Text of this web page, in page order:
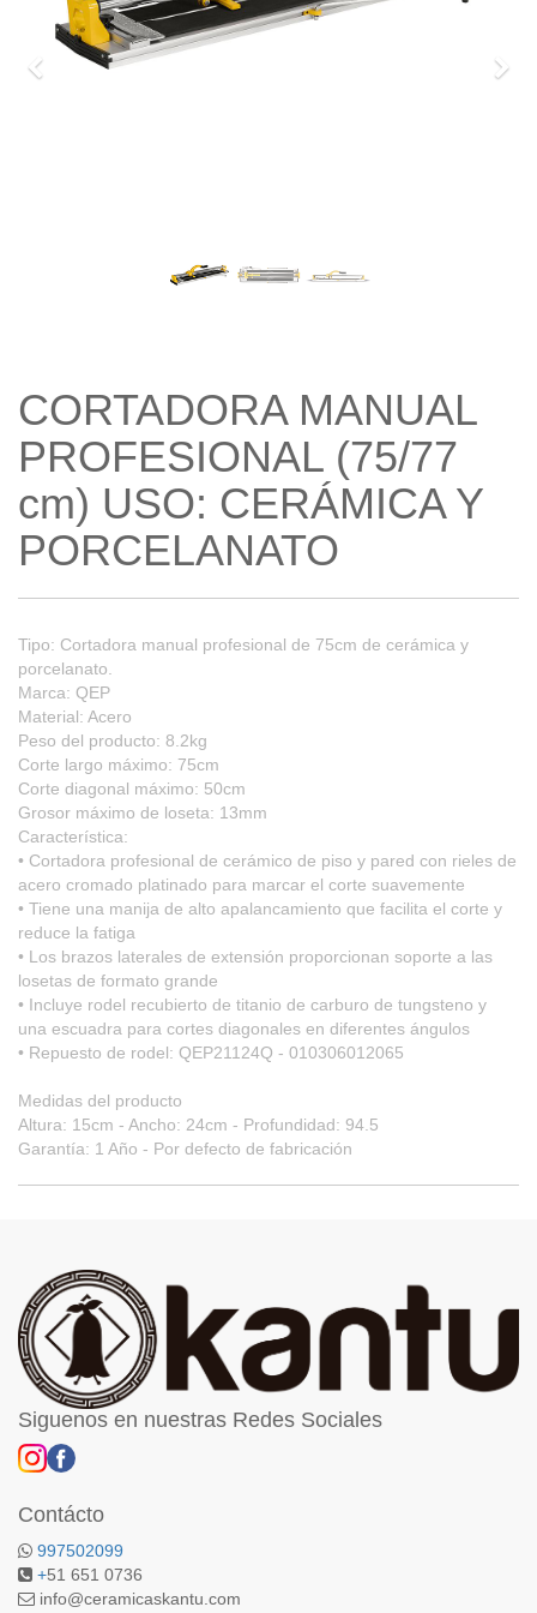
Previo
CORTADORA MANUAL
PROFESIONAL (75/77
cm) USO: CERÁMICA Y
PORCELANATO
Tipo: Cortadora manual profesional de 75cm de cerámica y
porcelanato.
Marca: QEP
Material: Acero
Peso del producto: 8.2kg
Corte largo máximo: 75cm
Corte diagonal máximo: 50cm
Grosor máximo de loseta: 13mm
Característica:
• Cortadora profesional de cerámico de piso y pared con rieles de
acero cromado platinado para marcar el corte suavemente
• Tiene una manija de alto apalancamiento que facilita el corte y
reduce la fatiga
• Los brazos laterales de extensión proporcionan soporte a las
losetas de formato grande
• Incluye rodel recubierto de titanio de carburo de tungsteno y
una escuadra para cortes diagonales en diferentes ángulos
• Repuesto de rodel: QEP21124Q - 010306012065
Medidas del producto
Altura: 15cm - Ancho: 24cm - Profundidad: 94.5
Garantía: 1 Año - Por defecto de fabricación
Siguenos en nuestras Redes Sociales
Contácto
997502099
+51 651 0736
info@ceramicaskantu.com